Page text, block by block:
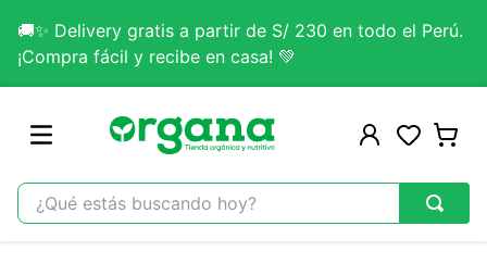
🚚✨ Delivery gratis a partir de S/ 230 en todo el Perú.
¡Compra fácil y recibe en casa! 💚
¿Qué estás buscando hoy?